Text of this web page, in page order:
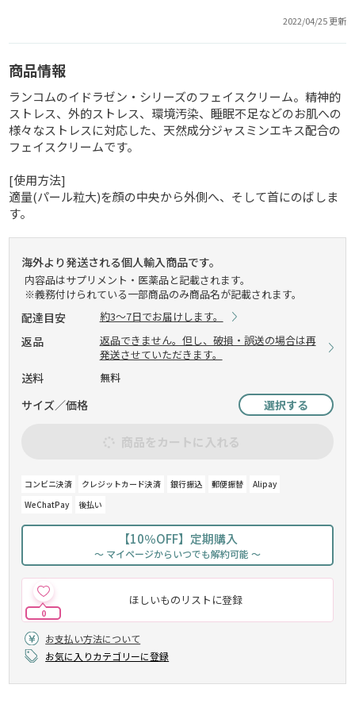
2022/04/25 更新
商品情報
ランコムのイドラゼン・シリーズのフェイスクリーム。精神的
ストレス、外的ストレス、環境汚染、睡眠不足などのお肌への
様々なストレスに対応した、天然成分ジャスミンエキス配合の
フェイスクリームです。
[使用方法]
適量(パール粒大)を顔の中央から外側へ、そして首にのばしま
す。
海外より発送される個人輸入商品です。
内容品はサプリメント・医薬品と記載されます。
※義務付けられている一部商品のみ商品名が記載されます。
配達目安 約3～7日でお届けします。
返品
返品できません。但し、破損・誤送の場合は再
発送させていただきます。
送料 無料
サイズ／価格 選択する
商品をカートに入れる
コンビニ決済 クレジットカード決済 銀行振込 郵便振替
Alipay
WeChatPay
後払い
【10％OFF】定期購入
～ マイページからいつでも解約可能 ～
ほしいものリストに登録
0
お支払い方法について
お気に入りカテゴリーに登録